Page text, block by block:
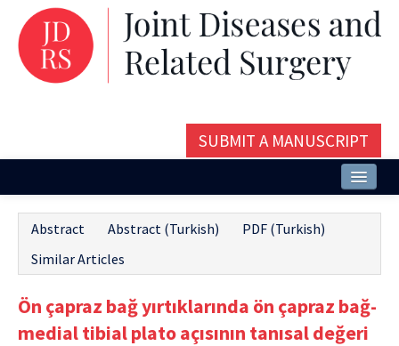
SUBMIT A MANUSCRIPT
Issues and Articles
Editorial Board
Abstract Abstract (Turkish)
PDF (Turkish)
Similar Articles
Ön çapraz bağ yırtıklarında ön çapraz bağ-
medial tibial plato açısının tanısal değeri